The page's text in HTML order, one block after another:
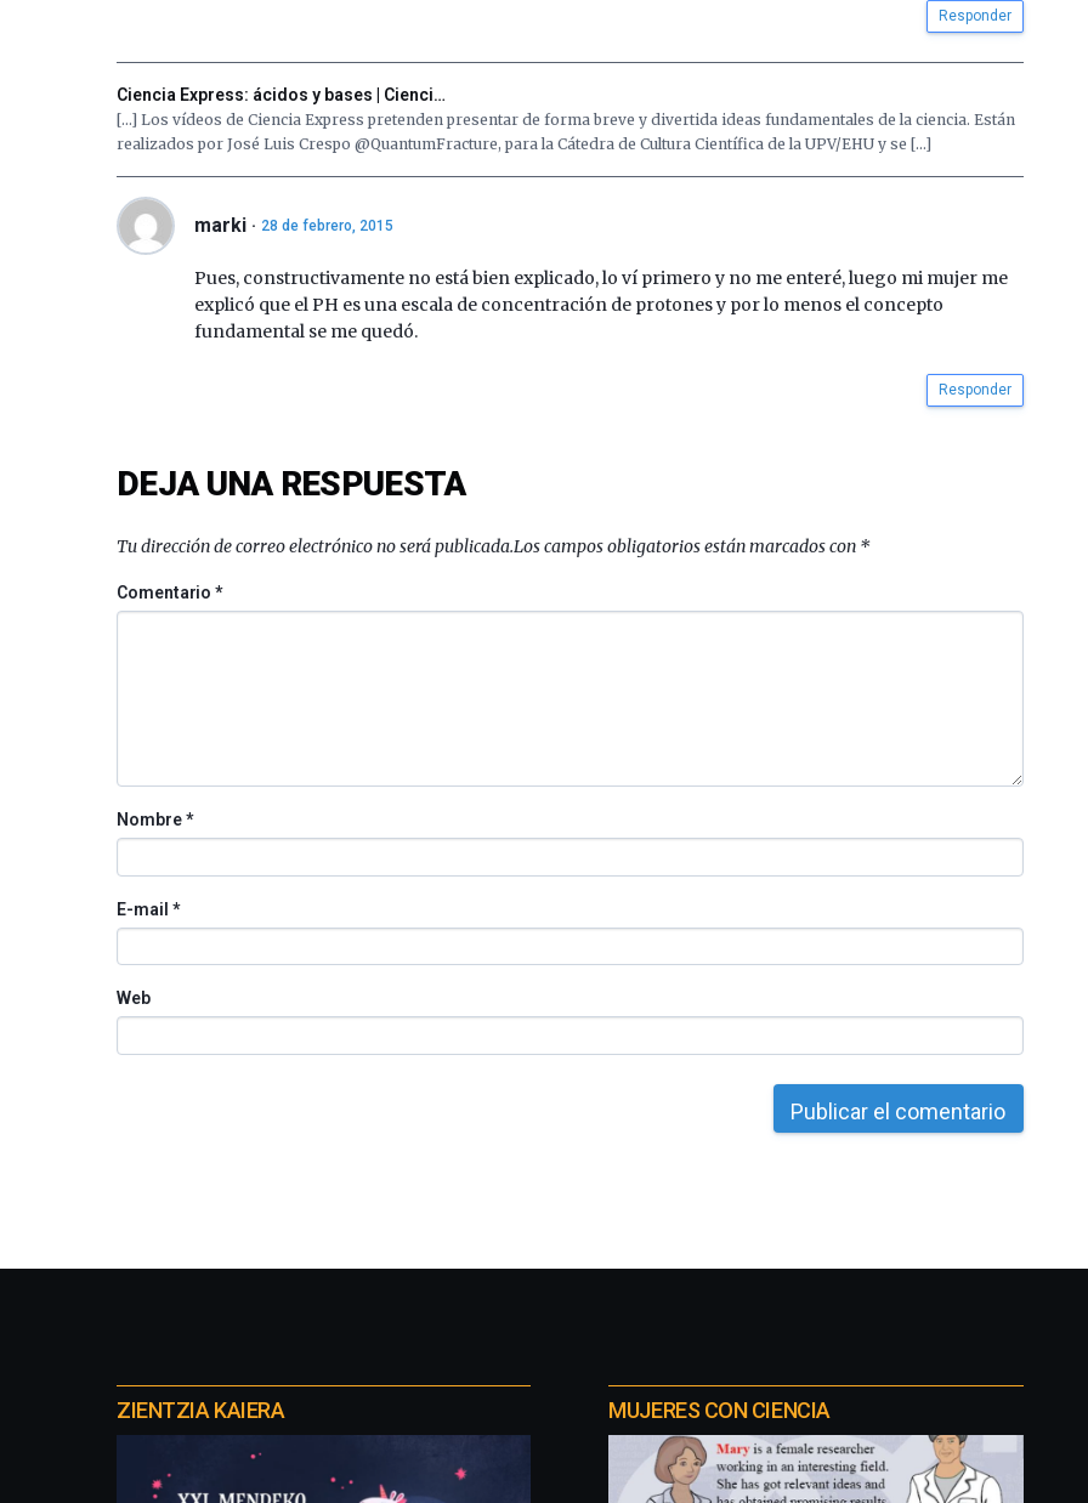
Responder
Ciencia Express: ácidos y bases | Cienci…
[…] Los vídeos de Ciencia Express pretenden presentar de forma breve y divertida ideas fundamentales de la ciencia. Están
realizados por José Luis Crespo @QuantumFracture, para la Cátedra de Cultura Científica de la UPV/EHU y se […]
marki 28 de febrero, 2015
Pues, constructivamente no está bien explicado, lo ví primero y no me enteré, luego mi mujer me
explicó que el PH es una escala de concentración de protones y por lo menos el concepto
fundamental se me quedó.
Responder
DEJA UNA RESPUESTA
Tu dirección de correo electrónico no será publicada.Los campos obligatorios están marcados con *
Comentario*
Nombre*
E-mail *
Web
proyectos
ZIENTZIA KAIERA MUJERES CON CIENCIA